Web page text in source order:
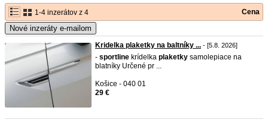
1-4 inzerátov z 4 Cena
Nové inzeráty e-mailom
Kridelka plaketky na baltníky ... - [5.8. 2026]
- sportline krídelka plaketky samolepiace na
blatníky Určené pr ...
Košice - 040 01
29 €